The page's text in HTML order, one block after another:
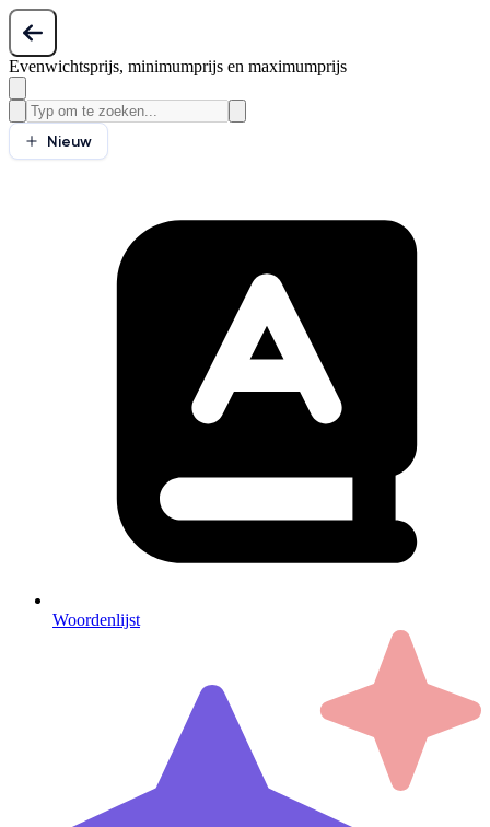
Evenwichtsprijs, minimumprijs en maximumprijs
Nieuw
Woordenlijst